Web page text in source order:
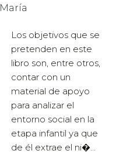
María
Los objetivos que se
pretenden en este
libro son, entre otros,
contar con un
material de apoyo
para analizar el
entorno social en la
etapa infantil ya que
de él extrae el ni�...